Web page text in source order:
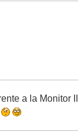
a la Monitor